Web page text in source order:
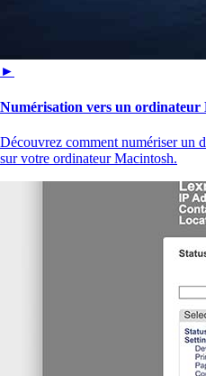
►
Numérisation vers un ordinateur
Découvrez comment numériser un
sur votre ordinateur Macintosh.